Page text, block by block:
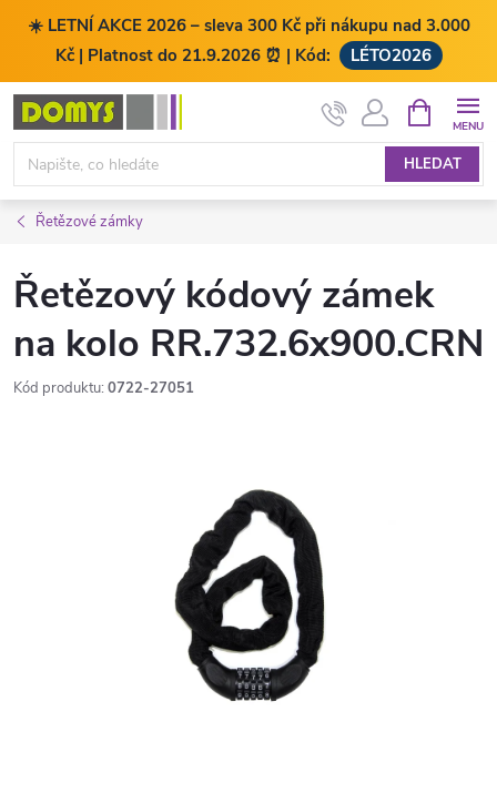
☀️ LETNÍ AKCE 2026 – sleva 300 Kč při nákupu nad 3.000
Kč | Platnost do 21.9.2026 ⏰ | Kód:
LÉTO2026
Přejít
obsah
HLEDAT
NÁKUPNÍ
KOŠÍK
Řetězové zámky
Řetězový kódový zámek
na kolo RR.732.6x900.CRN
Kód produktu: 0722-27051